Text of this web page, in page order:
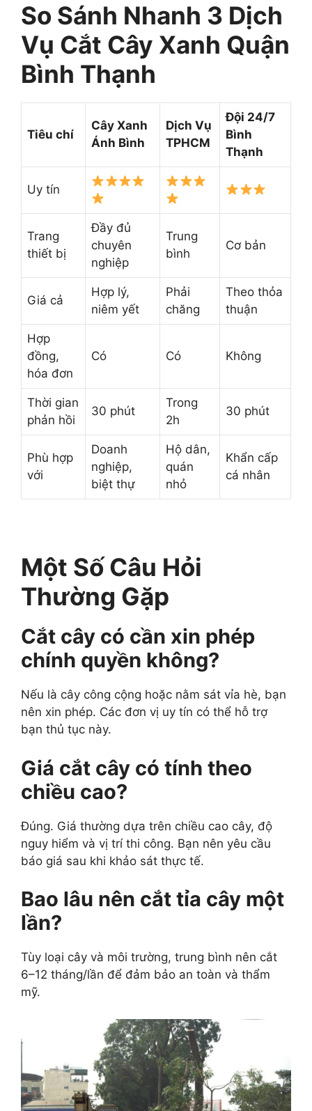
So Sánh Nhanh 3 Dịch
Vụ Cắt Cây Xanh Quận
Bình Thạnh
Tiêu chí
Cây Xanh
Ánh Bình
Dịch Vụ
TPHCM
Đội 24/7
Bình
Thạnh
Uy tín
Trang
thiết bị
Đầy đủ
chuyên
nghiệp
Trung
bình
Cơ bản
Giá cả
Hợp lý,
niêm yết
Phải
chăng
Theo thỏa
thuận
Hợp
đồng,
hóa đơn
Có Có Không
Thời gian
phản hồi
30 phút
Trong
2h
30 phút
Phù hợp
với
Doanh
nghiệp,
biệt thự
Hộ dân,
quán
nhỏ
Khẩn cấp
cá nhân
Một Số Câu Hỏi
Thường Gặp
Cắt cây có cần xin phép
chính quyền không?
Nếu là cây công cộng hoặc nằm sát vỉa hè, bạn
nên xin phép. Các đơn vị uy tín có thể hỗ trợ
bạn thủ tục này.
Giá cắt cây có tính theo
chiều cao?
Đúng. Giá thường dựa trên chiều cao cây, độ
nguy hiểm và vị trí thi công. Bạn nên yêu cầu
báo giá sau khi khảo sát thực tế.
Bao lâu nên cắt tỉa cây một
lần?
Tùy loại cây và môi trường, trung bình nên cắt
6–12 tháng/lần để đảm bảo an toàn và thẩm
mỹ.